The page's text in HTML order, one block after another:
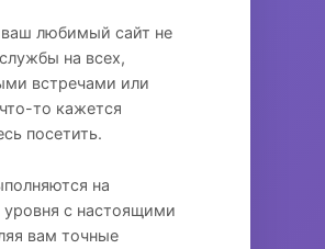
ваш любимый сайт не
на всех,
встречами или
то кажется
посетить.
на
уровня с настоящими
вам точные